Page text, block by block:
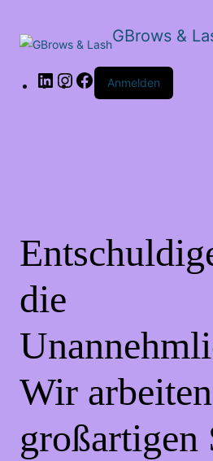
GBrows &
LinkedInInstagram
Facebook
Anmelden
die
Wir
großartigen